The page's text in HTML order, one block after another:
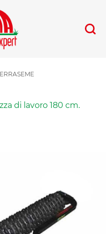
Cerca
di lavoro 180 cm.